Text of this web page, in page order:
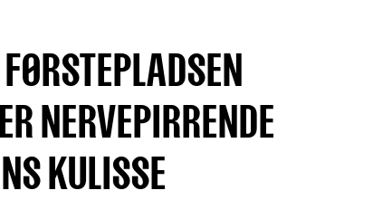
NERVEPIRRENDE
KULISSE